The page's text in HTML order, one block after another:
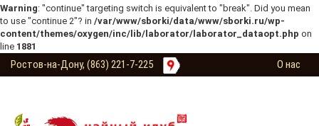
Warning: "continue" targeting switch is equivalent to "break". Did you mean
to use "continue 2"? in /var/www/sborki/data/www/sborki.ru/wp-
content/themes/oxygen/inc/lib/laborator/laborator_dataopt.php on
line 1881
Ростов-на-Дону, (863) 221-7-225 О нас